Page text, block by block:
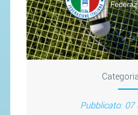
Pubblicato:
AVVISI